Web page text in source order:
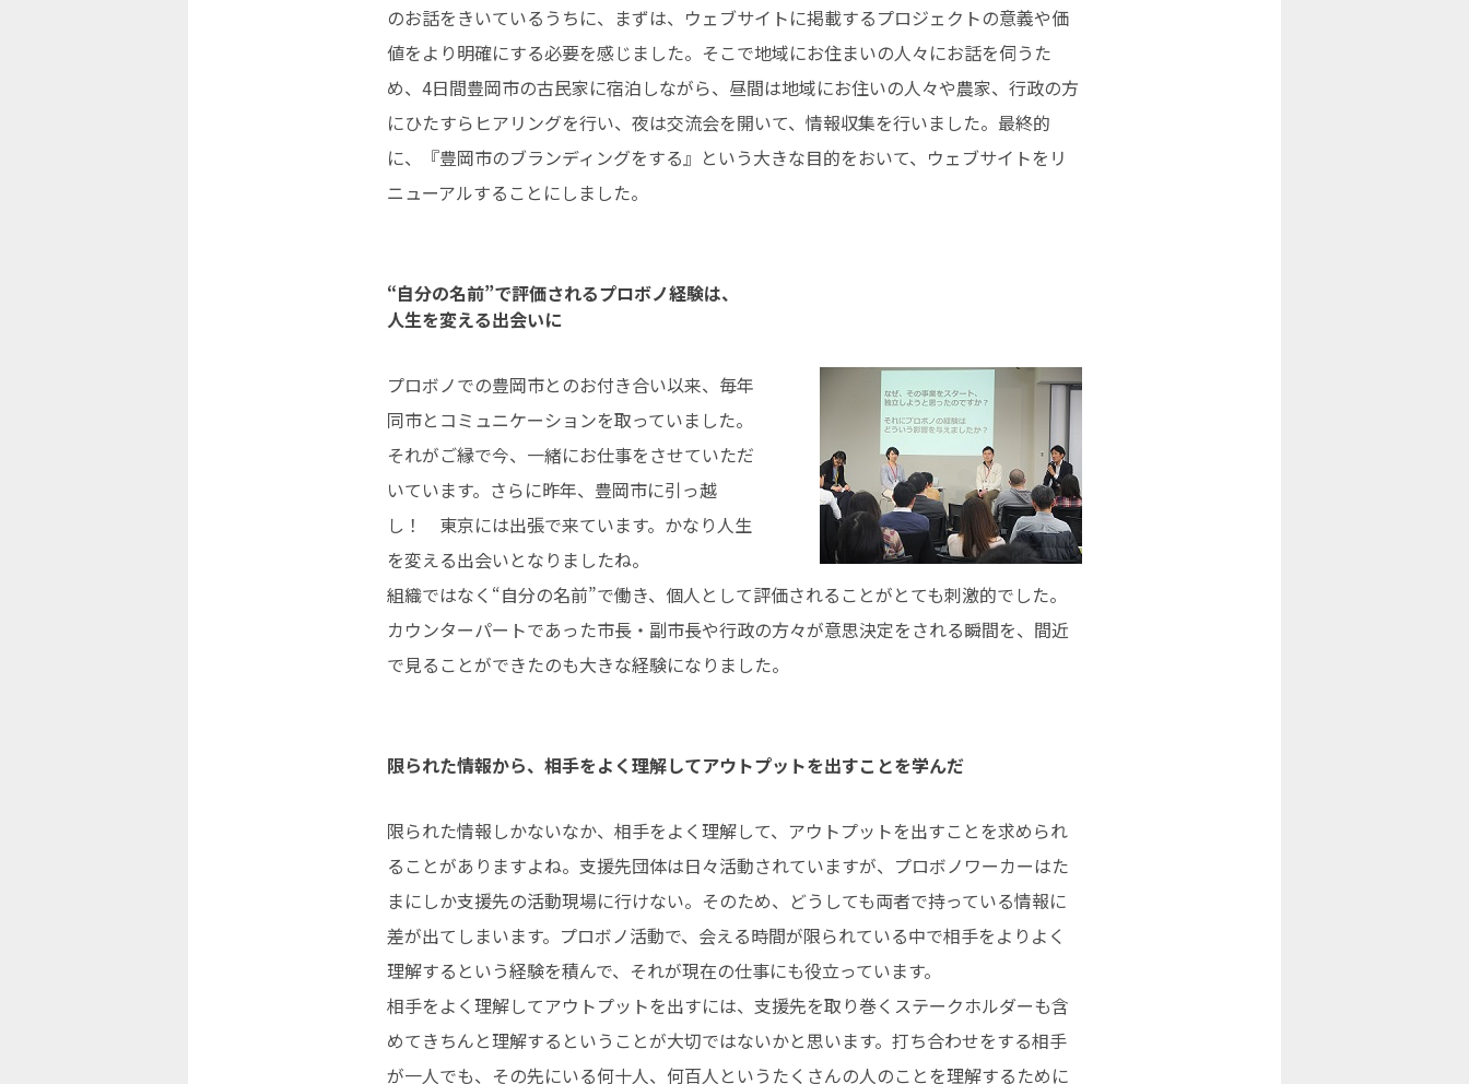
のお話をきいているうちに、まずは、ウェブサイトに掲載するプロジェクトの意義や価
値をより明確にする必要を感じました。そこで地域にお住まいの人々にお話を伺うた
め、4日間豊岡市の古民家に宿泊しながら、昼間は地域にお住いの人々や農家、行政の方
にひたすらヒアリングを行い、夜は交流会を開いて、情報収集を行いました。最終的
に、『豊岡市のブランディングをする』という大きな目的をおいて、ウェブサイトをリ
ニューアルすることにしました。
“自分の名前”で評価されるプロボノ経験は、
人生を変える出会いに
プロボノでの豊岡市とのお付き合い以来、毎年
同市とコミュニケーションを取っていました。
それがご縁で今、一緒にお仕事をさせていただ
いています。さらに昨年、豊岡市に引っ越
し！ 東京には出張で来ています。かなり人生
を変える出会いとなりましたね。
組織ではなく“自分の名前”で働き、個人として評価されることがとても刺激的でした。
カウンターパートであった市長・副市長や行政の方々が意思決定をされる瞬間を、間近
で見ることができたのも大きな経験になりました。
限られた情報から、相手をよく理解してアウトプットを出すことを学んだ
限られた情報しかないなか、相手をよく理解して、アウトプットを出すことを求められ
ることがありますよね。支援先団体は日々活動されていますが、プロボノワーカーはた
まにしか支援先の活動現場に行けない。そのため、どうしても両者で持っている情報に
差が出てしまいます。プロボノ活動で、会える時間が限られている中で相手をよりよく
理解するという経験を積んで、それが現在の仕事にも役立っています。
相手をよく理解してアウトプットを出すには、支援先を取り巻くステークホルダーも含
めてきちんと理解するということが大切ではないかと思います。打ち合わせをする相手
が一人でも、その先にいる何十人、何百人というたくさんの人のことを理解するために